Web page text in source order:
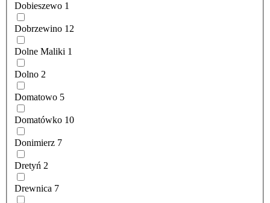
Dobieszewo 1
Dobrzewino 12
Dolne Maliki 1
Dolno 2
Domatowo 5
Domatówko 10
Donimierz 7
Dretyń 2
Drewnica 7